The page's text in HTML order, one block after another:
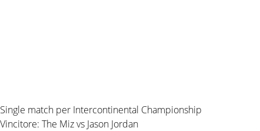
Single match per Intercontinental Championship
Vincitore: The Miz vs Jason Jordan